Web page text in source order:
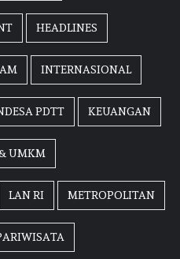
HEADLINES
INTERNASIONAL
PDTT KEUANGAN
UMKM
LAN RI METROPOLITAN